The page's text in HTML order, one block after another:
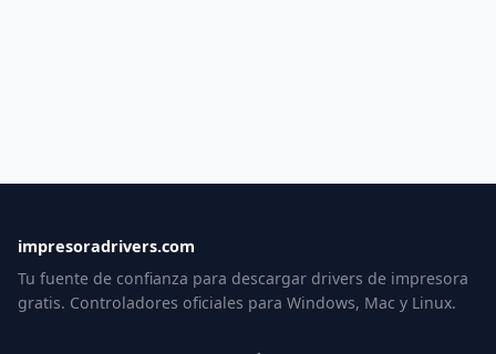
impresoradrivers.com
Tu fuente de confianza para descargar drivers de impresora
gratis. Controladores oficiales para Windows, Mac y Linux.